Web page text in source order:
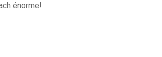
énorme!